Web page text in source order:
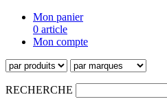
Mon panier
0 article
Mon compte
RECHERCHE